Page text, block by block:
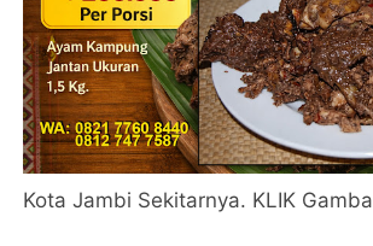
Kota Jambi Sekitarnya. KLIK